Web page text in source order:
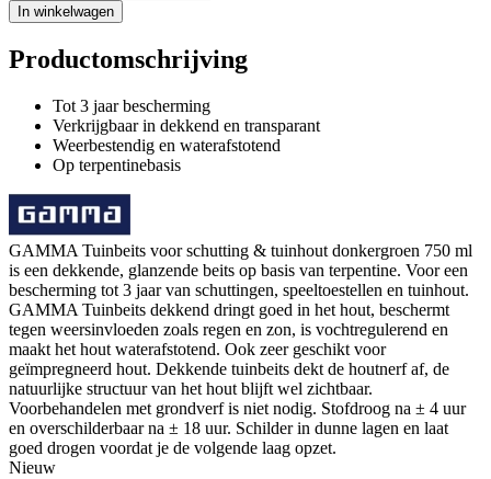
In winkelwagen
Productomschrijving
Tot 3 jaar bescherming
Verkrijgbaar in dekkend en transparant
Weerbestendig en waterafstotend
Op terpentinebasis
GAMMA Tuinbeits voor schutting & tuinhout donkergroen 750 ml
is een dekkende, glanzende beits op basis van terpentine. Voor een
bescherming tot 3 jaar van schuttingen, speeltoestellen en tuinhout.
GAMMA Tuinbeits dekkend dringt goed in het hout, beschermt
tegen weersinvloeden zoals regen en zon, is vochtregulerend en
maakt het hout waterafstotend. Ook zeer geschikt voor
geïmpregneerd hout. Dekkende tuinbeits dekt de houtnerf af, de
natuurlijke structuur van het hout blijft wel zichtbaar.
Voorbehandelen met grondverf is niet nodig. Stofdroog na ± 4 uur
en overschilderbaar na ± 18 uur. Schilder in dunne lagen en laat
goed drogen voordat je de volgende laag opzet.
Nieuw